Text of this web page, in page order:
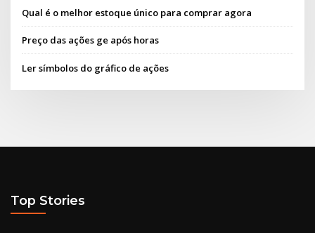
Qual é o melhor estoque único para comprar agora
Preço das ações ge após horas
Ler símbolos do gráfico de ações
Top Stories